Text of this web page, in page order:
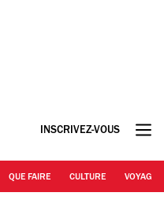
INSCRIVEZ-VOUS
QUE FAIRE CULTURE VOYAGE